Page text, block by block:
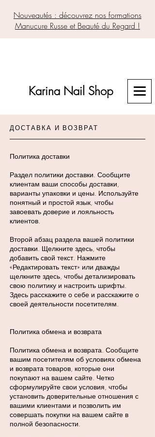
Karina Nail Shop
Nouveautés : découvrez nos formations
Manucure Russe et Beauté du Regard !
ДОСТАВКА И ВОЗВРАТ
Политика доставки
Раздел политики доставки. Сообщите
клиентам ваши способы доставки,
варианты упаковки и цены. Используйте
понятный и простой язык, чтобы
завоевать доверие и лояльность
клиентов.
Второй абзац раздела вашей политики
доставки. Щелкните здесь, чтобы
добавить свой текст. Нажмите
«Редактировать текст» или дважды
щелкните здесь, чтобы детализировать
свою политику и настроить шрифты.
Здесь расскажите о себе и расскажите о
своей деятельности посетителям.
Политика обмена и возврата
Политика обмена и возврата. Сообщите
вашим посетителям об условиях обмена
и возврата товаров, которые они
покупают на вашем сайте. Четко
сформулируйте свои условия, чтобы
установить доверительные отношения с
вашими клиентами и позволить им
совершать покупки на вашем сайте в
полной безопасности.